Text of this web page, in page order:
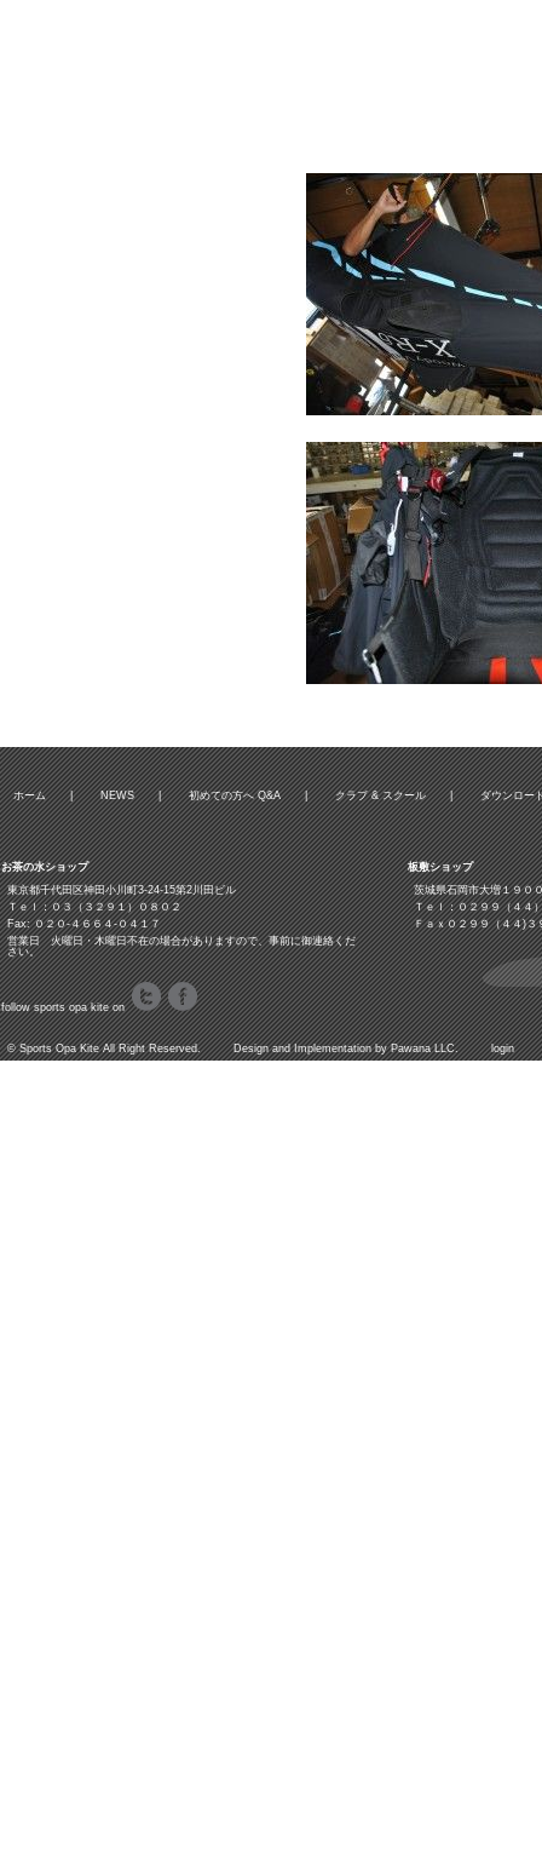
ホーム | NEWS | 初めての方へ Q&A | クラブ & スクール | ダウンロー
お茶の水ショップ
東京都千代田区神田小川町3‐24‐15第2川田ビル
Ｔｅｌ：０３（３２９１）０８０２
Fax: ０２０-４６６４-０４１７
営業日 火曜日・木曜日不在の場合がありますので、事前に御連絡くだ
さい。
follow sports opa kite on
板敷ショップ
茨城県石岡市大増１９０
Ｔｅｌ：０２９９（４４
Ｆａｘ０２９９（４４)３
©Sports Opa KiteAll Right Reserved. Design and Implementation byPawana LLC. login